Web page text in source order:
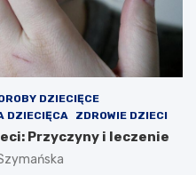
DZIECIĘCE
DZIECIĘCA ZDROWIE DZIECI
Przyczyny i leczenie